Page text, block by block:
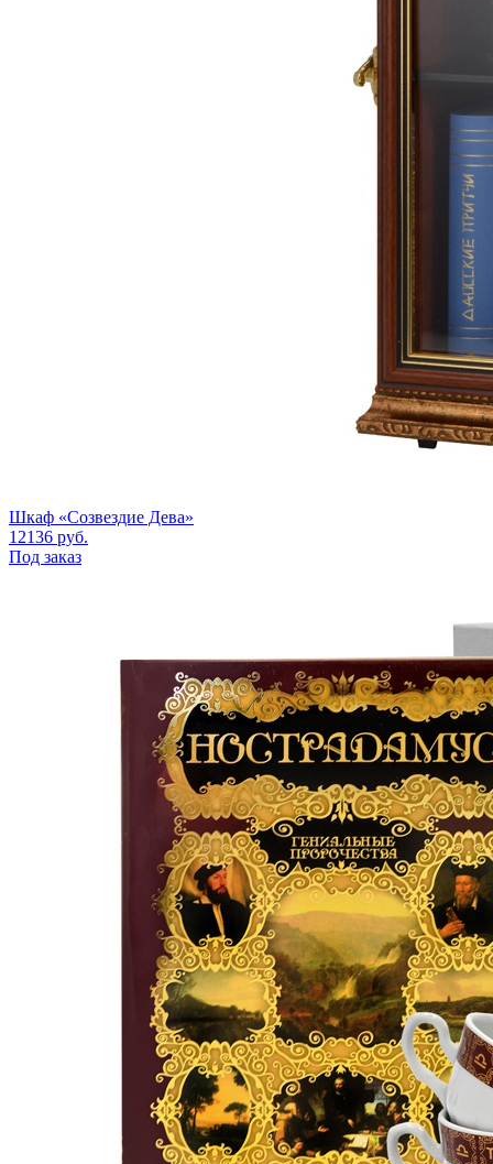
Шкаф «Созвездие Дева»
12136 руб.
Под заказ